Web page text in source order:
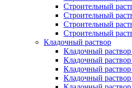
Строительный
Строительный
Строительный
Строительный
Кладочный раствор
Кладочный
Кладочный
Кладочный
Кладочный